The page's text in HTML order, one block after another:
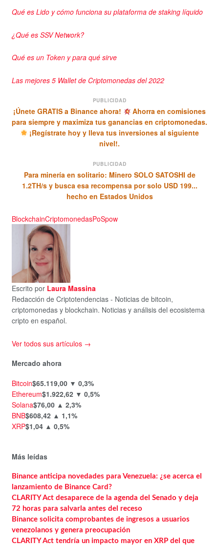
Qué es Lido y cómo funciona su plataforma de staking líquido
¿Qué es SSV Network?
Qué es un Token y para qué sirve
Las mejores 5 Wallet de Criptomonedas del 2022
PUBLICIDAD
¡Únete GRATIS a Binance ahora!
Ahorra en comisiones
para siempre y maximiza tus ganancias en criptomonedas.
¡Regístrate hoy y lleva tus inversiones al siguiente
nivel!.
PUBLICIDAD
Para minería en solitario: Minero SOLO SATOSHI de
1.2TH/s y busca esa recompensa por solo USD 199...
hecho en Estados Unidos
BlockchainCriptomonedasPoSpow
Escrito por Laura Massina
Redacción de Criptotendencias - Noticias de bitcoin,
criptomonedas y blockchain. Noticias y análisis del ecosistema
cripto en español.
Ver todos sus artículos →
Mercado ahora
Bitcoin$65.119,00 ▼ 0,3%
Ethereum$1.922,62 ▼ 0,5%
Solana$76,00 ▲ 2,3%
BNB$608,42 ▲ 1,1%
XRP$1,04 ▲ 0,5%
Más leídas
Binance anticipa novedades para Venezuela: ¿se acerca el
lanzamiento de Binance Card?
CLARITY Act desaparece de la agenda del Senado y deja
72 horas para salvarla antes del receso
Binance solicita comprobantes de ingresos a usuarios
venezolanos y genera preocupación
CLARITY Act tendría un impacto mayor en XRP del que